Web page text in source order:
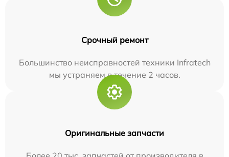
Срочный ремонт
Большинство неисправностей техники Infratech
мы устраняем в течение 2 часов.
Оригинальные запчасти